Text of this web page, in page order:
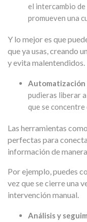
el intercambio
promueven una
Y lo mejor es que
que ya usas, creando
y evita malentendidos.
Automatización
pudieras liberar
que se
Las herramientas
perfectas para
información de
Por ejemplo, puedes
vez que se cierre una
intervención manual.
Análisis y